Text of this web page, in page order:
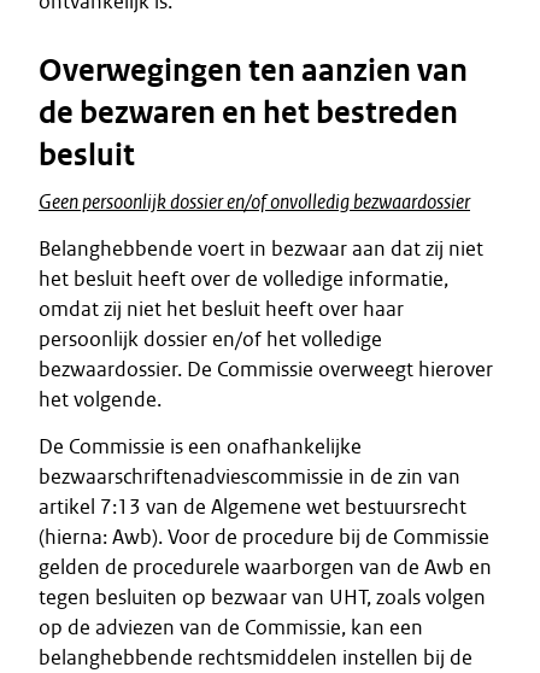
Overwegingen ten aanzien van
de bezwaren en het bestreden
besluit
Geen persoonlijk dossier en/of onvolledig bezwaardossier
Belanghebbende voert in bezwaar aan dat zij niet
het besluit heeft over de volledige informatie,
omdat zij niet het besluit heeft over haar
persoonlijk dossier en/of het volledige
bezwaardossier. De Commissie overweegt hierover
het volgende.
De Commissie is een onafhankelijke
bezwaarschriftenadviescommissie in de zin van
artikel 7:13 van de Algemene wet bestuursrecht
(hierna: Awb). Voor de procedure bij de Commissie
gelden de procedurele waarborgen van de Awb en
tegen besluiten op bezwaar van UHT, zoals volgen
op de adviezen van de Commissie, kan een
belanghebbende rechtsmiddelen instellen bij de